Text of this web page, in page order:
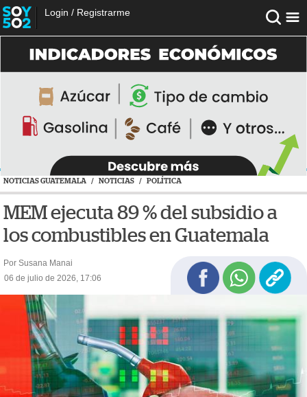
Login / Registrarme
NOTICIAS GUATEMALA / NOTICIAS / POLÍTICA
MEM ejecuta 89 % del subsidio a
los combustibles en Guatemala
Por Susana Manai
06 de julio de 2026, 17:06